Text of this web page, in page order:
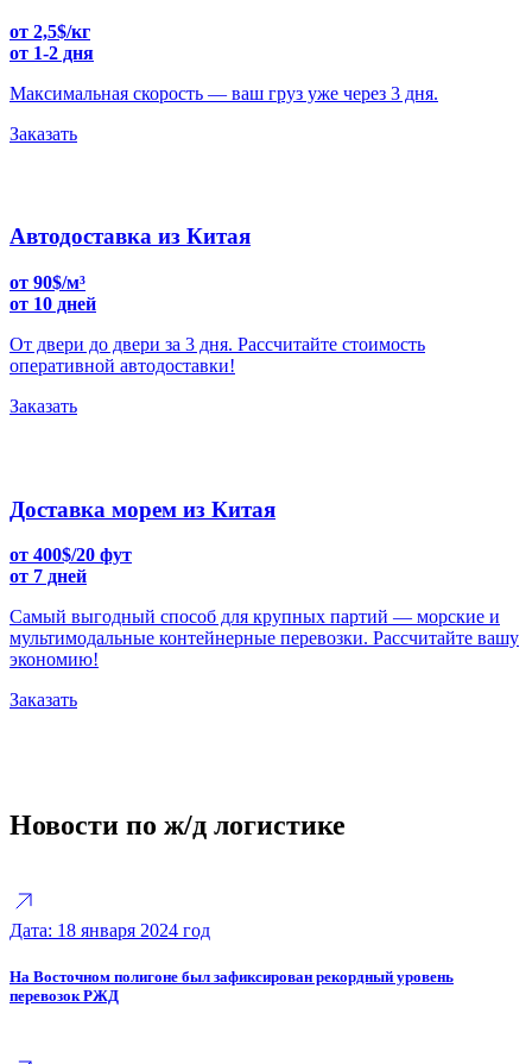
от 2,5$/кг
от 1-2 дня
Максимальная скорость — ваш груз уже через 3 дня.
Заказать
Автодоставка из Китая
от 90$/м³
от 10 дней
От двери до двери за 3 дня. Рассчитайте стоимость
оперативной автодоставки!
Заказать
Доставка морем из Китая
от 400$/20 фут
от 7 дней
Самый выгодный способ для крупных партий — морские и
мультимодальные контейнерные перевозки. Рассчитайте вашу
экономию!
Заказать
Новости по ж/д логистике
Дата: 18 января 2024 год
На Восточном полигоне был зафиксирован рекордный уровень
перевозок РЖД